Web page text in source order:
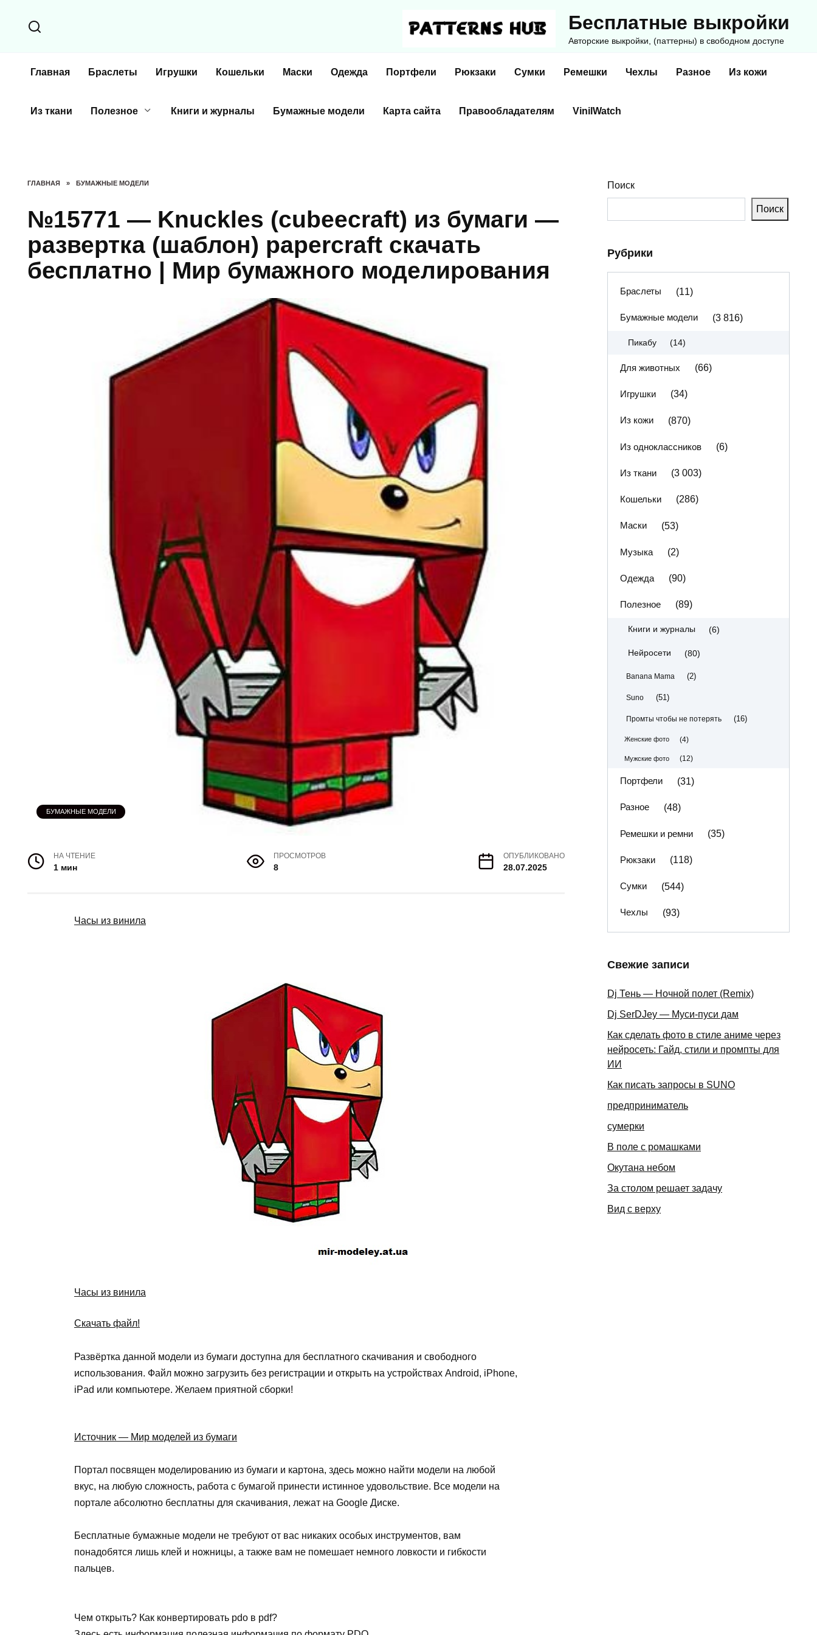
содержанию
Бесплатные выкройки
Авторские выкройки, (паттерны) в свободном доступе
Главная Браслеты Игрушки Кошельки Маски Одежда Портфели Рюкзаки Сумки Ремешки Чехлы Разное Из кожи
Из ткани Полезное Книги и журналы Бумажные модели Карта сайта Правообладателям VinilWatch
ГЛАВНАЯ » БУМАЖНЫЕ МОДЕЛИ
№15771 — Knuckles (cubeecraft) из бумаги —
развертка (шаблон) papercraft скачать
бесплатно | Мир бумажного моделирования
БУМАЖНЫЕ МОДЕЛИ
НА ЧТЕНИЕ
1 мин
ПРОСМОТРОВ
8
ОПУБЛИКОВАНО
28.07.2025
Часы из винила
Часы из винила
Скачать файл!
Развёртка данной модели из бумаги доступна для бесплатного скачивания и свободного
использования. Файл можно загрузить без регистрации и открыть на устройствах Android, iPhone,
iPad или компьютере. Желаем приятной сборки!
Источник — Мир моделей из бумаги
Портал посвящен моделированию из бумаги и картона, здесь можно найти модели на любой
вкус, на любую сложность, работа с бумагой принести истинное удовольствие. Все модели на
портале абсолютно бесплатны для скачивания, лежат на Google Диске.
Бесплатные бумажные модели не требуют от вас никаких особых инструментов, вам
понадобятся лишь клей и ножницы, а также вам не помешает немного ловкости и гибкости
пальцев.
Чем открыть? Как конвертировать pdo в pdf?
Поиск
Поиск
Рубрики
Браслеты (11)
Бумажные модели (3 816)
Пикабу (14)
Для животных (66)
Игрушки (34)
Из кожи (870)
Из одноклассников (6)
Из ткани (3 003)
Кошельки (286)
Маски (53)
Музыка (2)
Одежда (90)
Полезное (89)
Книги и журналы (6)
Нейросети (80)
Banana Mama (2)
Suno (51)
Промты чтобы не потерять (16)
Женские фото (4)
Мужские фото (12)
Портфели (31)
Разное (48)
Ремешки и ремни (35)
Рюкзаки (118)
Сумки (544)
Чехлы (93)
Свежие записи
Dj Тень — Ночной полет (Remix)
Dj SerDJey — Муси-пуси дам
Как сделать фото в стиле аниме через
нейросеть: Гайд, стили и промпты для
ИИ
Как писать запросы в SUNO
предприниматель
сумерки
В поле с ромашками
Окутана небом
За столом решает задачу
Вид с верху